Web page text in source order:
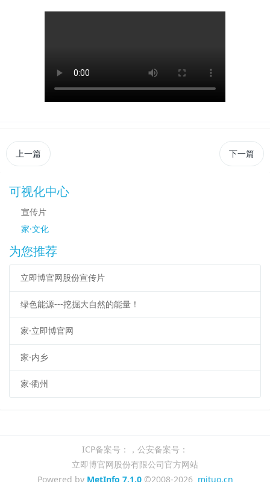
上一篇 下一篇
可视化中心
宣传片
家·文化
为您推荐
立即博官网股份宣传片
绿色能源---挖掘大自然的能量！
家·立即博官网
家·内乡
家·衢州
ICP备案号：，公安备案号：
立即博官网股份有限公司官方网站
Powered by MetInfo 7.1.0©2008-2026 mituo.cn